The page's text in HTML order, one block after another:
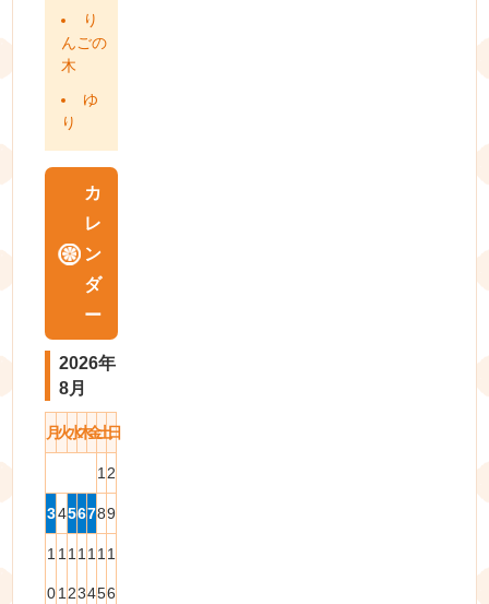
り
んごの
木
ゆ
り
カ
レ
ン
ダ
ー
2026年
8月
月火水木金土日
1 2
3456789
1
0
1
1
1
2
1
3
1
4
1
5
1
6